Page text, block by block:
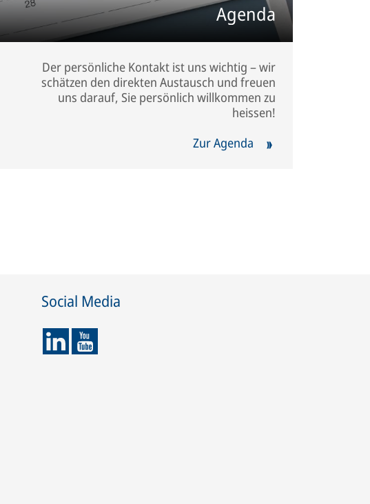
Agenda
Der persönliche Kontakt ist uns wichtig – wir
schätzen den direkten Austausch und freuen
uns darauf, Sie persönlich willkommen zu
heissen!
Zur Agenda
Social Media